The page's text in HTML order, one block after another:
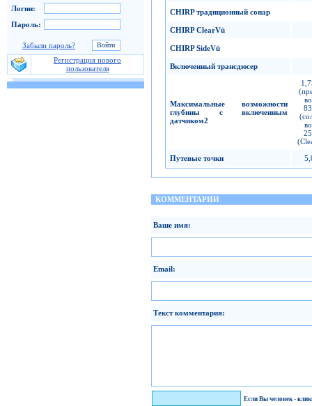
Логин:
Пароль:
Забыли пароль?
Регистрация нового
пользователя
CHIRPтрадиционный сонар
CHIRP ClearVü
CHIRP SideVü
Включенный трансдюсер
Максимальные возможности
глубины с включенным
датчиком2
Путевые точки
КОММЕНТАРИИ
Ваше имя:
Email:
Текст комментария:
Если Вы человек -